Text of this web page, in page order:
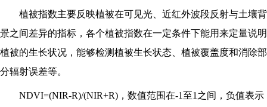
植被指数主要反映植被在可见光、近红外波段反射与土壤背
景之间差异的指标，各个植被指数在一定条件下能用来定量说明
植被的生长状况，能够检测植被生长状态、植被覆盖度和消除部
分辐射误差等。
NDVI=(NIR-R)/(NIR+R) ，数值范围在-1至1之间，负值表示